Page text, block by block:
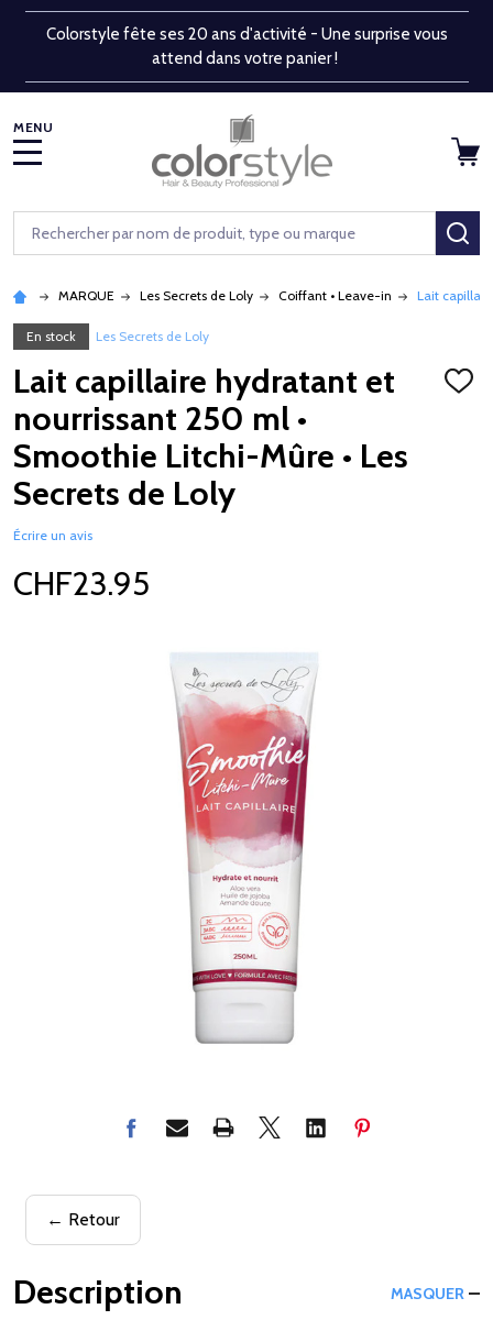
Colorstyle fête ses 20 ans d'activité - Une surprise vous
attend dans votre panier !
Rechercher
MARQUE Les Secrets de Loly Coiffant • Leave-in Lait
En stock Les Secrets de Loly
Lait capillaire hydratant et
nourrissant 250 ml •
Smoothie Litchi-Mûre • Les
Secrets de Loly
Écrire un avis
CHF23.95
← Retour
Description MASQUER